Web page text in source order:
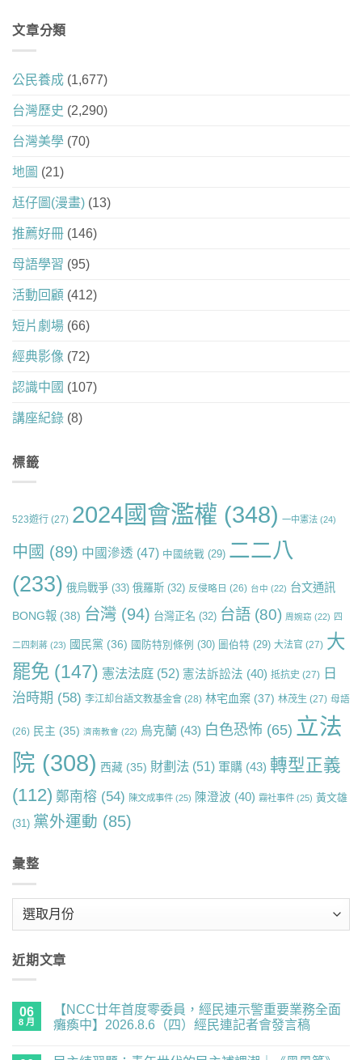
文章分類
公民養成 (1,677)
台灣歷史 (2,290)
台灣美學 (70)
地圖 (21)
尪仔圖(漫畫) (13)
推薦好冊 (146)
母語學習 (95)
活動回顧 (412)
短片劇場 (66)
經典影像 (72)
認識中國 (107)
講座紀錄 (8)
標籤
523遊行 (27) 2024國會濫權 (348) 一中憲法 (24)
中國 (89) 中國滲透 (47) 中國統戰 (29) 二二八
(233) 俄烏戰爭 (33) 俄羅斯 (32) 反侵略日 (26) 台中 (22) 台文通訊
BONG報 (38) 台灣 (94) 台灣正名 (32) 台語 (80) 周婉窈 (22) 四
二四刺蔣 (23) 國民黨 (36) 國防特別條例 (30) 圖伯特 (29) 大法官 (27) 大
罷免 (147) 憲法法庭 (52) 憲法訴訟法 (40) 抵抗史 (27) 日
治時期 (58) 李江却台語文教基金會 (28) 林宅血案 (37) 林茂生 (27) 母語
(26) 民主 (35) 濟南教會 (22) 烏克蘭 (43) 白色恐怖 (65) 立法
院 (308) 西藏 (35) 財劃法 (51) 軍購 (43) 轉型正義
(112) 鄭南榕 (54) 陳文成事件 (25) 陳澄波 (40) 霧社事件 (25) 黃文雄
(31) 黨外運動 (85)
彙整
近期文章
06
8 月
【NCC廿年首度零委員，經民連示警重要業務全面
癱瘓中】2026.8.6（四）經民連記者會發言稿